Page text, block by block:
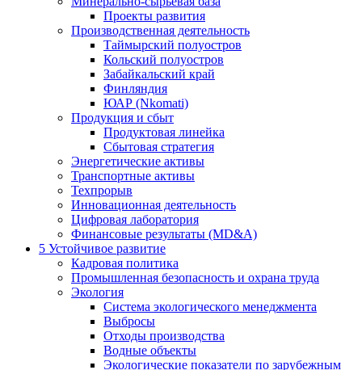
Проекты развития
Производственная деятельность
Таймырский полуостров
Кольский полуостров
Забайкальский край
Финляндия
ЮАР (Nkomati)
Продукция и сбыт
Продуктовая линейка
Сбытовая стратегия
Энергетические активы
Транспортные активы
Техпрорыв
Инновационная деятельность
Цифровая лаборатория
Финансовые результаты (MD&A)
5 Устойчивое развитие
Кадровая политика
Промышленная безопасность и охрана труда
Экология
Система экологического менеджмента
Выбросы
Отходы производства
Водные объекты
Экологические показатели по зарубежным